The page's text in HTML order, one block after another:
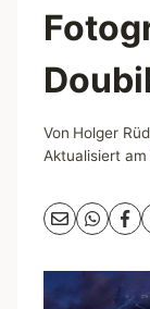
Von Holger
Aktualisiert am